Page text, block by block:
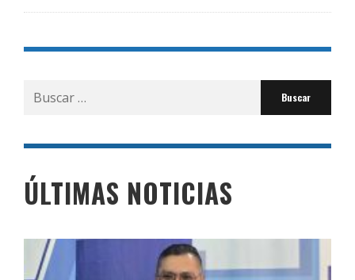
Buscar
por:
ÚLTIMAS NOTICIAS